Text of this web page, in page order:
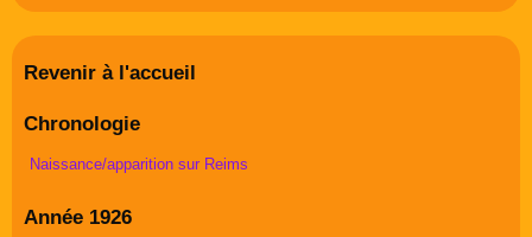
Derniers potins de la FM rémoise
Livre d'or
Contact
Album Photos
Revenir à l'accueil
Chronologie
Naissance/apparition sur Reims
Année 1926